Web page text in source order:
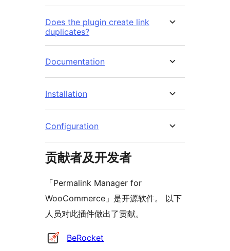
Does the plugin create link
duplicates?
Documentation
Installation
Configuration
贡献者及开发者
「Permalink Manager for
WooCommerce」是开源软件。 以下
人员对此插件做出了贡献。
贡
BeRocket